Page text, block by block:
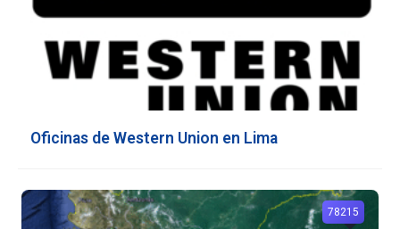
Oficinas de Western Union en Lima
78215